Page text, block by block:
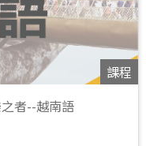
課程
者--越南語